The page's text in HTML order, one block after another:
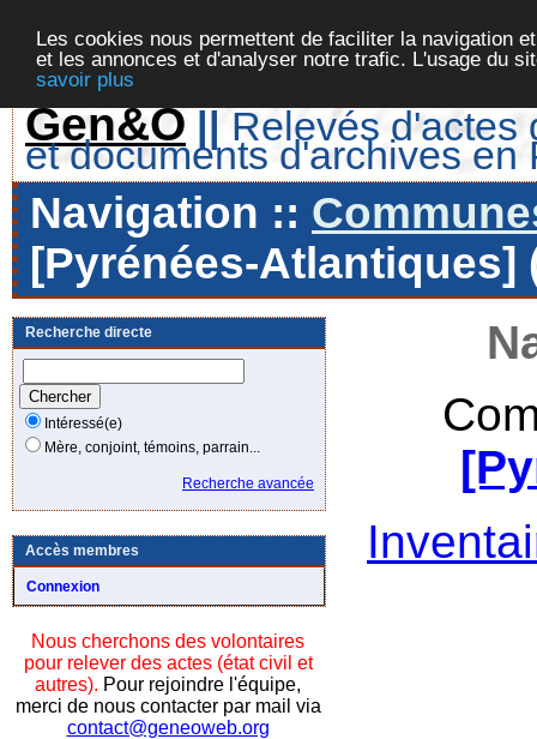
Les cookies nous permettent de faciliter la navigation
et les annonces et d'analyser notre trafic. L'usage du
savoir plus
Gen&O || Relevés d'actes
et documents d'archives en
Navigation ::
[Pyrénées-Atlantiques]
Recherche directe
Intéressé(e)
Mère, conjoint, témoins, parrain...
Recherche avancée
Accès membres
Connexion
Nous cherchons des volontaires
pour relever des actes (état civil et
autres). Pour rejoindre l'équipe,
merci de nous contacter par mail via
contact@geneoweb.org